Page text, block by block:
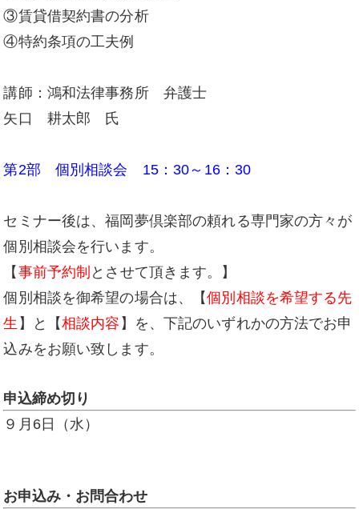
③賃貸借契約書の分析
④特約条項の工夫例
講師：鴻和法律事務所 弁護士
矢口 耕太郎 氏
第2部 個別相談会 15：30～16：30
セミナー後は、福岡夢倶楽部の頼れる専門家の方々が
個別相談会を行います。
【 事前予約制 とさせて頂きます。】
個別相談を御希望の場合は、【個別相談を希望する先
生 】と【相談内容 】を、下記のいずれかの方法でお申
込みをお願い致します。
申込締め切り
９月6日（水）
お申込み・お問合わせ